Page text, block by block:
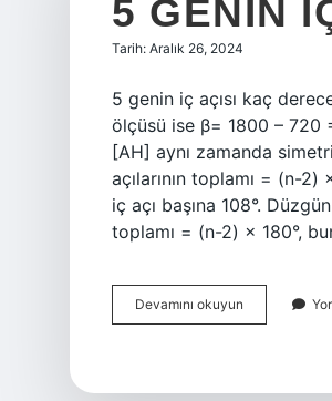
5 GENIN
Tarih: Aralık 26, 2024
5 genin iç açısı kaç
ölçüsü ise β= 1800 – 720
[AH] aynı zamanda
açılarının toplamı = (n-2)
iç açı başına 108°.
toplamı = (n-2) × 180°,
Devamını okuyun
Genin